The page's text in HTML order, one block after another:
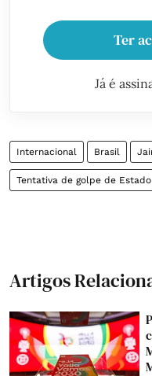
Ter
Já é
Internacional Brasil
Tentativa de golpe de Estado
Artigos